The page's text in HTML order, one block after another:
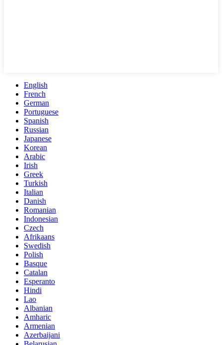
English
French
German
Portuguese
Spanish
Russian
Japanese
Korean
Arabic
Irish
Greek
Turkish
Italian
Danish
Romanian
Indonesian
Czech
Afrikaans
Swedish
Polish
Basque
Catalan
Esperanto
Hindi
Lao
Albanian
Amharic
Armenian
Azerbaijani